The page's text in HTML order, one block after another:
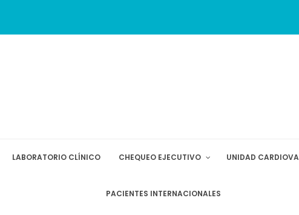
LABORATORIO CLÍNICO CHEQUEO EJECUTIVO UNIDAD
PACIENTES INTERNACIONALES